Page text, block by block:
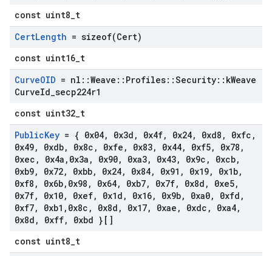
const uint8_t
CertLength = sizeof(Cert)
const uint16_t
CurveOID = nl ::Weave :: Profiles::Security:: kWeave
CurveId secp224r1
const uint32_t
PublicKey = { 0x04, 0x3d , 0x4f, 0x24, 0xd8 , 0xfc ,
0x49, 0xdb, 0x8c , 0xfe , 0x83, 0x44, 0xf5, 0x78 ,
0xec , 0x4a , 0x3a , 0x90, 0xa3, 0x43, 0x9c , 0xcb,
0xb9, 0x72, 0xbb, 0x24, 0x84, 0x91 , 0x19, 0x1b,
0xf8 , 0x6b, 0x98 , 0x64, 0xb7, 0x7f, 0x8d , 0xe5,
0x7f, 0x10, 0xef, 0x1d , 0x16, 0x9b, 0xa0, 0xfd ,
0xf7, 0xb1 , 0x8c , 0x8d , 0x17, 0xae , 0xdc , 0xa4,
0x8d , 0xff,
0xbd }[]
const uint8_t